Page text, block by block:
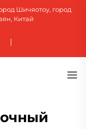
Шичяотоу, город
Китай